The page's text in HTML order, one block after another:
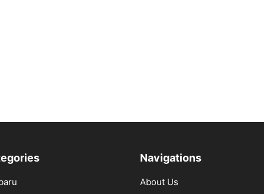
Navigations
About Us